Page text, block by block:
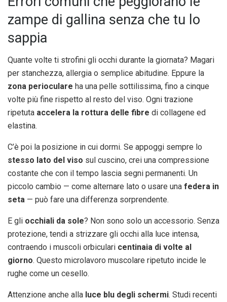
zampe di gallina senza che tu lo
sappia
Quante volte ti strofini gli occhi durante la giornata? Magari
per stanchezza, allergia o semplice abitudine. Eppure la
zona perioculare ha una pelle sottilissima, fino a cinque
volte più fine rispetto al resto del viso. Ogni trazione
ripetuta accelera la rottura delle fibre di collagene ed
elastina.
C’è poi la posizione in cui dormi. Se appoggi sempre lo
stesso lato del viso sul cuscino, crei una compressione
costante che con il tempo lascia segni permanenti. Un
piccolo cambio — come alternare lato o usare una federa in
seta — può fare una differenza sorprendente.
E gli occhiali da sole? Non sono solo un accessorio. Senza
protezione, tendi a strizzare gli occhi alla luce intensa,
contraendo i muscoli orbiculari centinaia di volte al
giorno. Questo microlavoro muscolare ripetuto incide le
rughe come un cesello.
Attenzione anche alla luce blu degli schermi. Studi recenti